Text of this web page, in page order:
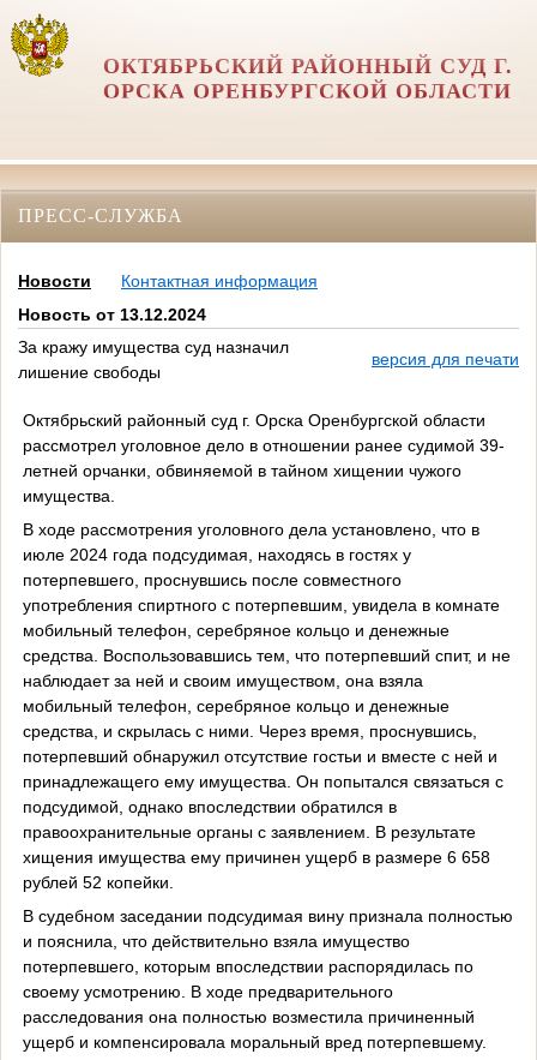
ОКТЯБРЬСКИЙ РАЙОННЫЙ СУД Г.
ОРСКА ОРЕНБУРГСКОЙ ОБЛАСТИ
ПРЕСС-СЛУЖБА
Новости
Контактная информация
Новость от 13.12.2024
За кражу имущества суд назначил
лишение свободы
версия для печати
Октябрьский районный суд г. Орска Оренбургской области
рассмотрел уголовное дело в отношении ранее судимой 39-
летней орчанки, обвиняемой в тайном хищении чужого
имущества.
В ходе рассмотрения уголовного дела установлено, что в
июле 2024 года подсудимая, находясь в гостях у
потерпевшего, проснувшись после совместного
употребления спиртного с потерпевшим, увидела в комнате
мобильный телефон, серебряное кольцо и денежные
средства. Воспользовавшись тем, что потерпевший спит, и не
наблюдает за ней и своим имуществом, она взяла
мобильный телефон, серебряное кольцо и денежные
средства, и скрылась с ними. Через время, проснувшись,
потерпевший обнаружил отсутствие гостьи и вместе с ней и
принадлежащего ему имущества. Он попытался связаться с
подсудимой, однако впоследствии обратился в
правоохранительные органы с заявлением. В результате
хищения имущества ему причинен ущерб в размере 6 658
рублей 52 копейки.
В судебном заседании подсудимая вину признала полностью
и пояснила, что действительно взяла имущество
потерпевшего, которым впоследствии распорядилась по
своему усмотрению. В ходе предварительного
расследования она полностью возместила причиненный
ущерб и компенсировала моральный вред потерпевшему.